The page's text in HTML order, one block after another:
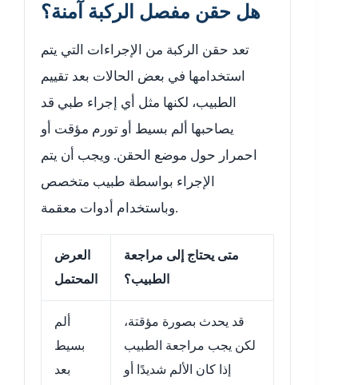
هل حقن مفصل الركبة آمنة؟
تعد حقن الركبة من الإجراءات التي يتم
استخدامها في بعض الحالات بعد تقييم
الطبيب، لكنها مثل أي إجراء طبي قد
يصاحبها ألم بسيط أو تورم مؤقت أو
احمرار حول موضع الحقن. ويجب أن يتم
الإجراء بواسطة طبيب متخصص
وباستخدام أدوات معقمة.
العرض
المحتمل
متى يحتاج إلى مراجعة
الطبيب؟
ألم
بسيط
بعد
قد يحدث بصورة مؤقتة،
لكن يجب مراجعة الطبيب
إذا كان الألم شديدًا أو